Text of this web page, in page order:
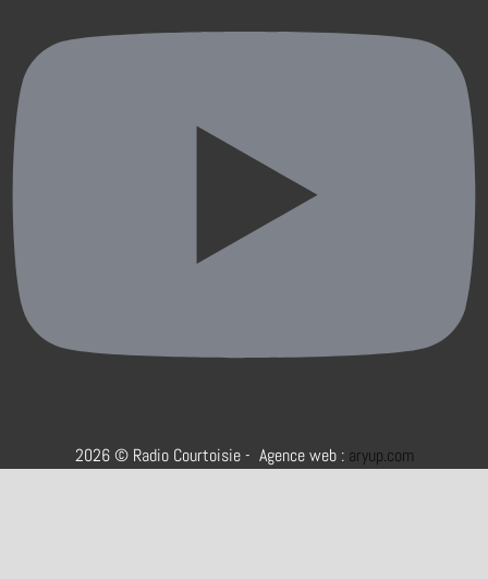
2026 © Radio Courtoisie - Agence web : aryup.com